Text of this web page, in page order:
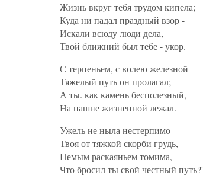
Жизнь вкруг тебя трудом кипела;
Куда ни падал праздный взор -
Искали всюду люди дела,
Твой ближний был тебе - укор.
С терпеньем, с волею железной
Тяжелый путь он пролагал;
А ты. как камень бесполезный,
На пашне жизненной лежал.
Ужель не ныла нестерпимо
Твоя от тяжкой скорби грудь,
Немым раскаяньем томима,
Что бросил ты свой честный путь?'